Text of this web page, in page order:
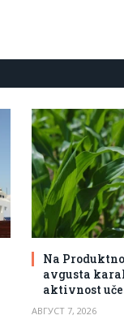
Na
avgusta
aktivnost
АВГУСТ 7, 2026